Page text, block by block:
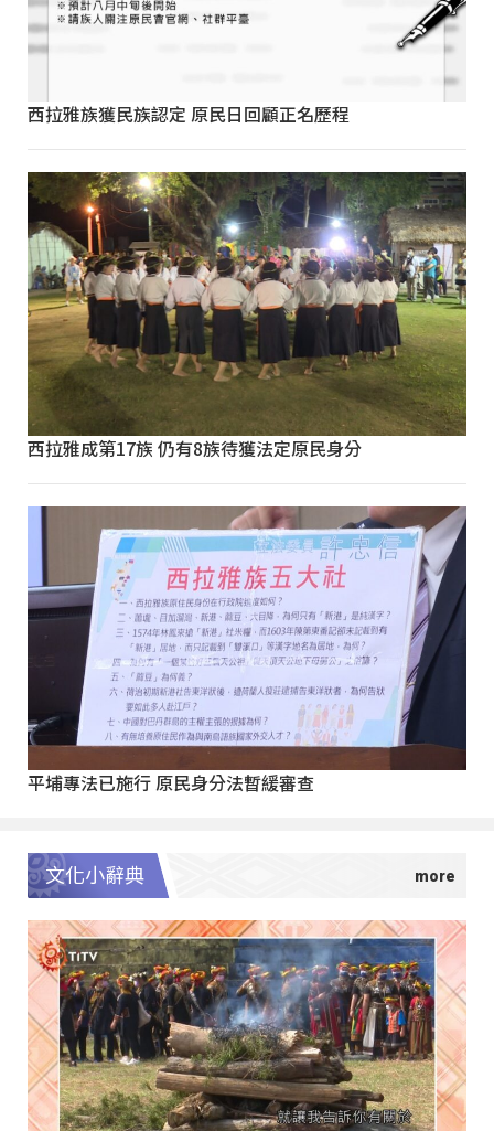
西拉雅族獲民族認定 原民日回顧正名歷程
西拉雅成第17族 仍有8族待獲法定原民身分
平埔專法已施行 原民身分法暫緩審查
文化小辭典